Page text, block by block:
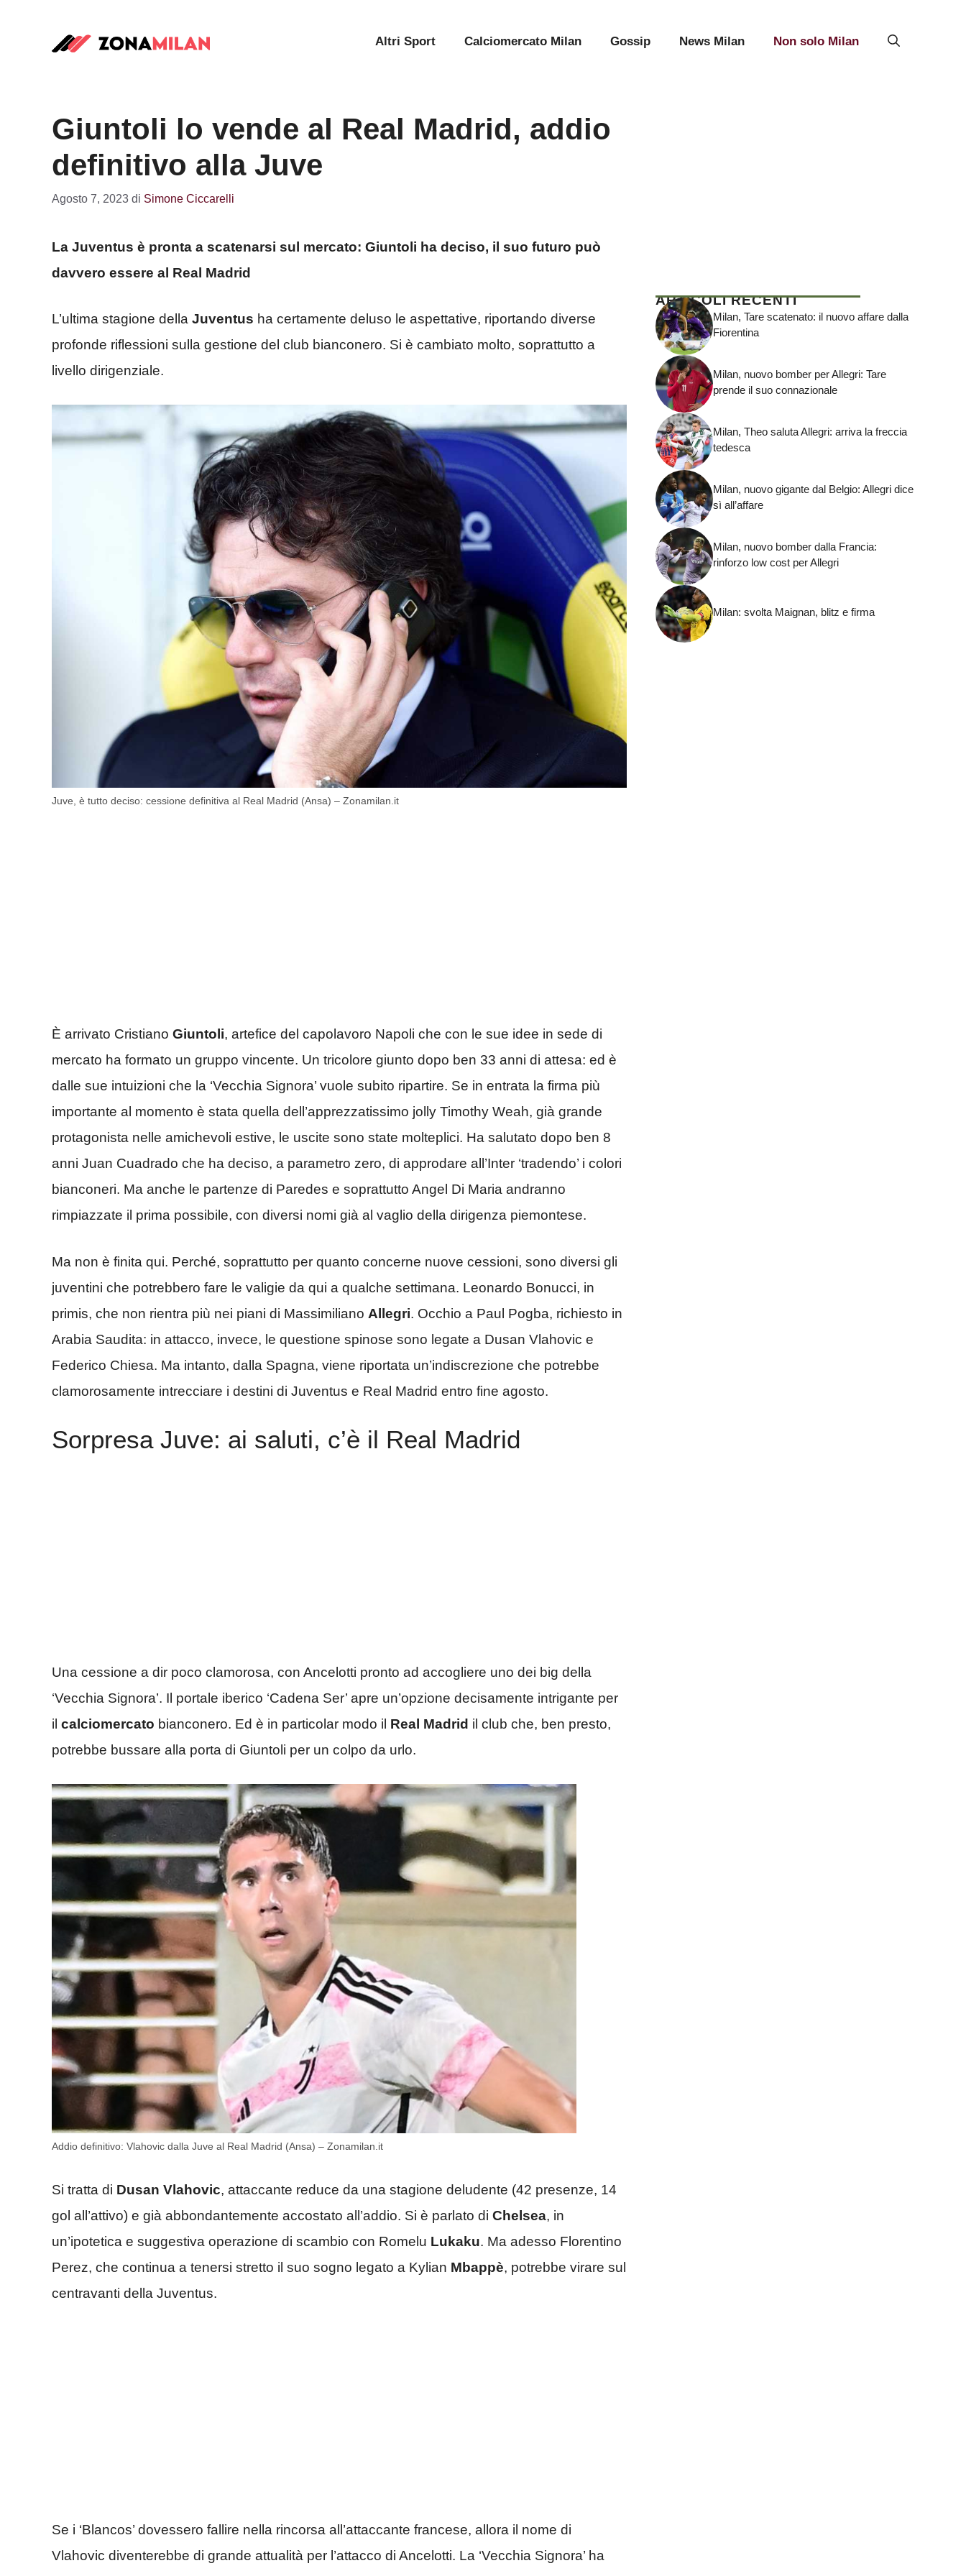
Altri Sport Calciomercato Milan Gossip News Milan Non solo Milan
Giuntoli lo vende al Real Madrid, addio
definitivo alla Juve
Agosto 7, 2023 di Simone Ciccarelli
La Juventus è pronta a scatenarsi sul mercato: Giuntoli ha deciso, il suo futuro può
davvero essere al Real Madrid
L’ultima stagione della Juventus ha certamente deluso le aspettative, riportando diverse
profonde riflessioni sulla gestione del club bianconero. Si è cambiato molto, soprattutto a
livello dirigenziale.
Juve, è tutto deciso: cessione definitiva al Real Madrid (Ansa) – Zonamilan.it
È arrivato Cristiano Giuntoli, artefice del capolavoro Napoli che con le sue idee in sede di
mercato ha formato un gruppo vincente. Un tricolore giunto dopo ben 33 anni di attesa: ed è
dalle sue intuizioni che la ‘Vecchia Signora’ vuole subito ripartire. Se in entrata la firma più
importante al momento è stata quella dell’apprezzatissimo jolly Timothy Weah, già grande
protagonista nelle amichevoli estive, le uscite sono state molteplici. Ha salutato dopo ben 8
anni Juan Cuadrado che ha deciso, a parametro zero, di approdare all’Inter ‘tradendo’ i colori
bianconeri. Ma anche le partenze di Paredes e soprattutto Angel Di Maria andranno
rimpiazzate il prima possibile, con diversi nomi già al vaglio della dirigenza piemontese.
Ma non è finita qui. Perché, soprattutto per quanto concerne nuove cessioni, sono diversi gli
juventini che potrebbero fare le valigie da qui a qualche settimana. Leonardo Bonucci, in
primis, che non rientra più nei piani di Massimiliano Allegri. Occhio a Paul Pogba, richiesto in
Arabia Saudita: in attacco, invece, le questione spinose sono legate a Dusan Vlahovic e
Federico Chiesa. Ma intanto, dalla Spagna, viene riportata un’indiscrezione che potrebbe
clamorosamente intrecciare i destini di Juventus e Real Madrid entro fine agosto.
Sorpresa Juve: ai saluti, c’è il Real Madrid
Una cessione a dir poco clamorosa, con Ancelotti pronto ad accogliere uno dei big della
‘Vecchia Signora’. Il portale iberico ‘Cadena Ser’ apre un’opzione decisamente intrigante per
il calciomercato bianconero. Ed è in particolar modo il Real Madrid il club che, ben presto,
potrebbe bussare alla porta di Giuntoli per un colpo da urlo.
Addio definitivo: Vlahovic dalla Juve al Real Madrid (Ansa) – Zonamilan.it
Si tratta di Dusan Vlahovic, attaccante reduce da una stagione deludente (42 presenze, 14
gol all’attivo) e già abbondantemente accostato all’addio. Si è parlato di Chelsea, in
un’ipotetica e suggestiva operazione di scambio con Romelu Lukaku. Ma adesso Florentino
Perez, che continua a tenersi stretto il suo sogno legato a Kylian Mbappè, potrebbe virare sul
centravanti della Juventus.
Se i ‘Blancos’ dovessero fallire nella rincorsa all’attaccante francese, allora il nome di
Vlahovic diventerebbe di grande attualità per l’attacco di Ancelotti. La ‘Vecchia Signora’ ha
ARTICOLI RECENTI
Milan, Tare scatenato: il nuovo affare dalla
Fiorentina
Milan, nuovo bomber per Allegri: Tare
prende il suo connazionale
Milan, Theo saluta Allegri: arriva la freccia
tedesca
Milan, nuovo gigante dal Belgio: Allegri dice
sì all’affare
Milan, nuovo bomber dalla Francia:
rinforzo low cost per Allegri
Milan: svolta Maignan, blitz e firma